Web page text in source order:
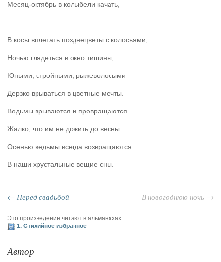
Месяц-октябрь в колыбели качать,
В косы вплетать позднецветы с колосьями,
Ночью глядеться в окно тишины,
Юными, стройными, рыжеволосыми
Дерзко врываться в цветные мечты.
Ведьмы врываются и превращаются.
Жалко, что им не дожить до весны.
Осенью ведьмы всегда возвращаются
В наши хрустальные вещие сны.
В новогоднюю ночь →
← Перед свадьбой
Это произведение читают в альманахах:
1. Стихийное избранное
Автор